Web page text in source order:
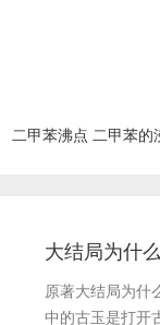
二甲苯沸点 二甲苯的
大结局为什
原著大结局为什
中的古玉是打开